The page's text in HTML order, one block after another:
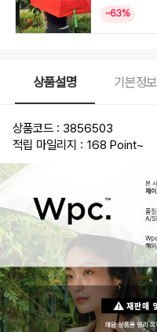
~63%
상품설명 기본정보
상품코드 : 3856503
적립 마일리지 : 168 Point~